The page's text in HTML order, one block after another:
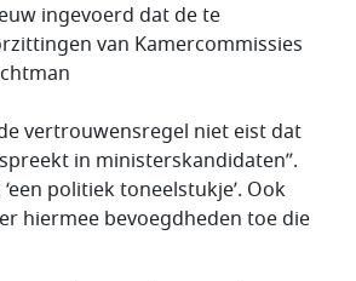
ingevoerd dat de te
van Kamercommissies
vertrouwensregel niet eist dat
in ministerskandidaten”.
politiek toneelstukje’. Ook
hiermee bevoegdheden toe die